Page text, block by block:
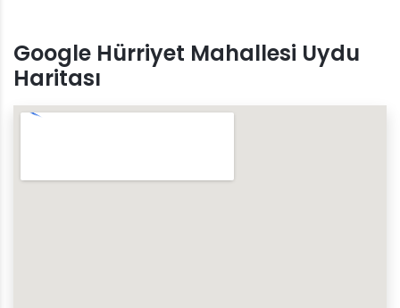
Google Hürriyet Mahallesi Uydu
Haritası